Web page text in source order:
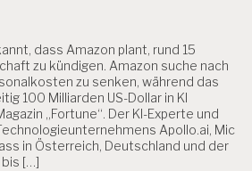
dass Amazon plant, rund 15
zu kündigen. Amazon suche nach
zu senken, während das
100 Milliarden US-Dollar in KI
„Fortune“. Der KI-Experte und
Apollo.ai, Mic
in Österreich, Deutschland und der
bis […]